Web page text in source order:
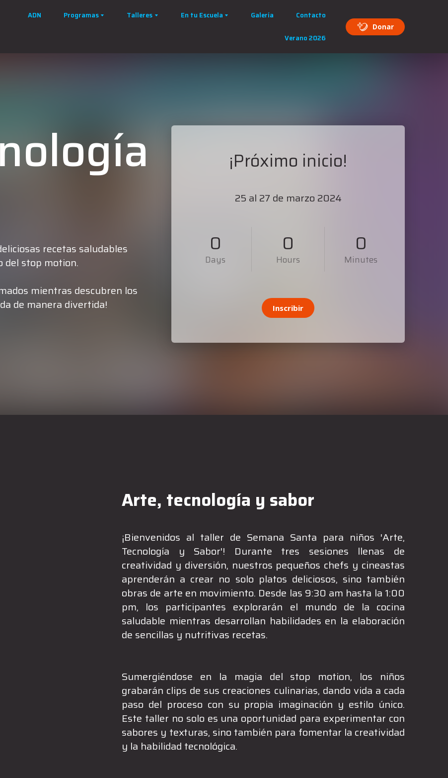
ADN Programas Talleres En tu Escuela Galería Contacto
Verano 2026
Donar
recetas saludables
del stop motion.
mientras descubren los
de manera divertida!
¡Próximo inicio!
25 al 27 de marzo 2024
0
Days
0
Hours
0
Minutes
Inscribir
Arte, tecnología y sabor
¡Bienvenidos al taller de Semana Santa para niños 'Arte,
Tecnología y Sabor'! Durante tres sesiones llenas de
creatividad y diversión, nuestros pequeños chefs y cineastas
aprenderán a crear no solo platos deliciosos, sino también
obras de arte en movimiento. Desde las 9:30 am hasta la 1:00
pm, los participantes explorarán el mundo de la cocina
saludable mientras desarrollan habilidades en la elaboración
de sencillas y nutritivas recetas.
Sumergiéndose en la magia del stop motion, los niños
grabarán clips de sus creaciones culinarias, dando vida a cada
paso del proceso con su propia imaginación y estilo único.
Este taller no solo es una oportunidad para experimentar con
sabores y texturas, sino también para fomentar la creatividad
y la habilidad tecnológica.